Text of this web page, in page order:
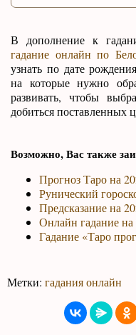
В дополнение к
гадание онлайн по
узнать по дате
на которые нужно
развивать, чтобы
добиться поставленных
Возможно, Вас также
Прогноз Таро на
Рунический
Предсказание на
Онлайн гадание
Гадание «Таро
Метки:гадания онлайн